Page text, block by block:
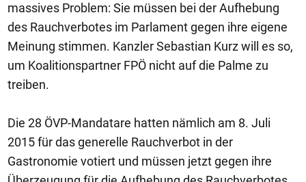
massives Problem: Sie müssen bei der Aufhebung
des Rauchverbotes im Parlament gegen ihre eigene
Meinung stimmen. Kanzler Sebastian Kurz will es so,
um Koalitionspartner FPÖ nicht auf die Palme zu
treiben.
Die 28 ÖVP-Mandatare hatten nämlich am 8. Juli
2015 für das generelle Rauchverbot in der
Gastronomie votiert und müssen jetzt gegen ihre